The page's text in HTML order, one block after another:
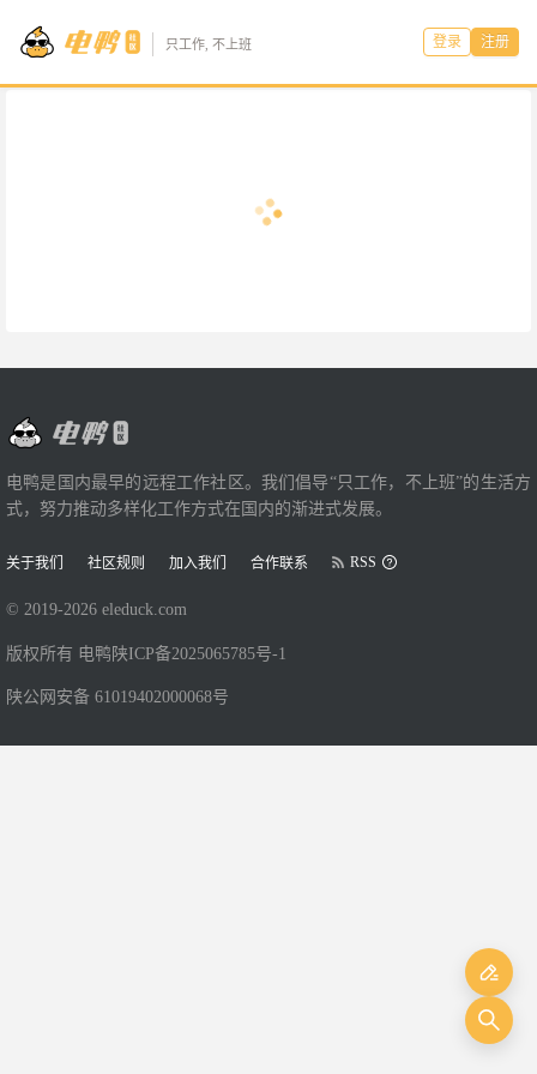
只工作, 不上班 登录 注册
电鸭是国内最早的远程工作社区。我们倡导“只工作，不上班”的生活方
式，努力推动多样化工作方式在国内的渐进式发展。
关于我们 社区规则 加入我们 合作联系 RSS
© 2019-2026 eleduck.com
版权所有 电鸭 陕ICP备2025065785号-1
陕公网安备 61019402000068号